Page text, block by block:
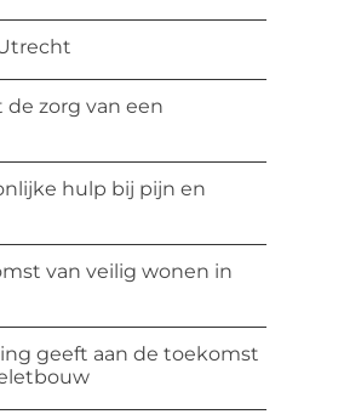
zorg van een
hulp bij pijn en
van veilig wonen in
geeft aan de toekomst